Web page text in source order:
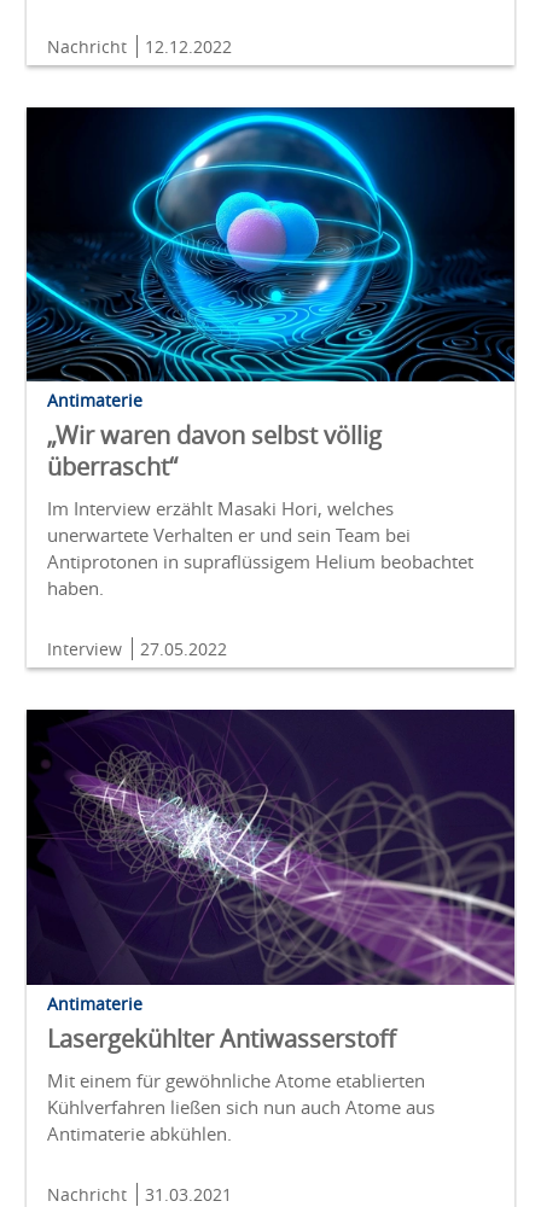
Nachricht 12.12.2022
Antimaterie
„Wir waren davon selbst völlig
überrascht“
Im Interview erzählt Masaki Hori, welches
unerwartete Verhalten er und sein Team bei
Antiprotonen in supraflüssigem Helium beobachtet
haben.
Interview 27.05.2022
Antimaterie
Lasergekühlter Antiwasserstoff
Mit einem für gewöhnliche Atome etablierten
Kühlverfahren ließen sich nun auch Atome aus
Antimaterie abkühlen.
Nachricht 31.03.2021